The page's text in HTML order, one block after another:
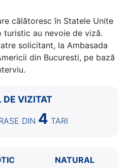
08:00 - 17:00
07:00 - ⚓
călătoresc în Statele Unite
turistic au nevoie de viză.
solicitant, la Ambasada
din Bucuresti, pe bază
DE VIZITAT
DIN 4 TARI
NATURAL